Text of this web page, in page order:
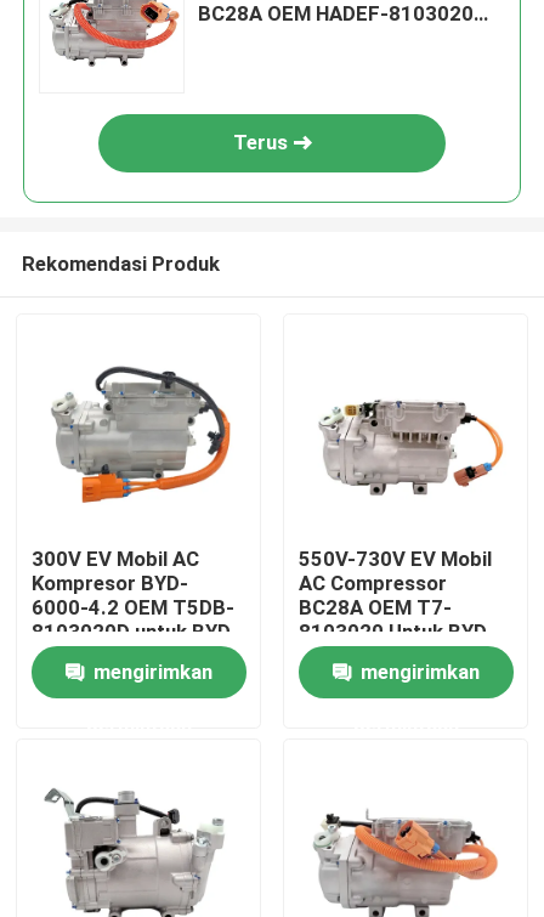
Rumah
Produk
Tentang Kami
BC28A OEM HADEF-8103020
Terus
Rekomendasi Produk
300V EV Mobil AC
Kompresor BYD-
6000-4.2 OEM T5DB-
8103020D untuk BYD
V3
mengirimkan
550V-730V EV Mobil
AC Compressor
BC28A OEM T7-
8103020 Untuk BYD
Truck
mengirimkan